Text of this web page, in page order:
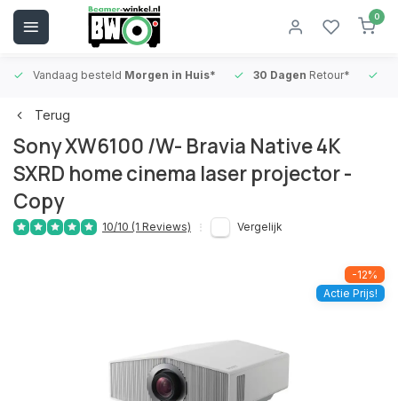
0
Vandaag besteld Morgen in Huis* 30 Dagen Retour*
Terug
Sony XW6100 /W- Bravia Native 4K
SXRD home cinema laser projector -
Copy
10/10 (1 Reviews) Vergelijk
-12%
Actie Prijs!